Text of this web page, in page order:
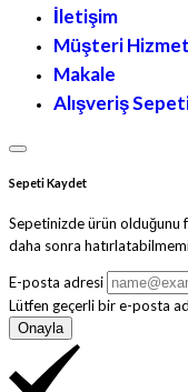
İletişim
Müşteri
Makale
Alışveriş
Sepeti Kaydet
Sepetinizde ürün olduğunu
daha sonra
E-posta adresi
Lütfen geçerli bir e-posta
Onayla